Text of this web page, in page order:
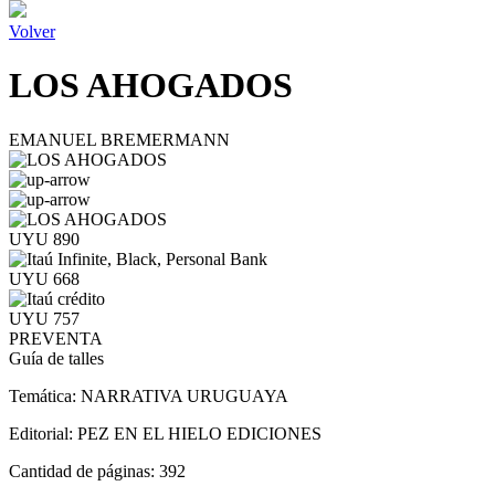
Volver
LOS AHOGADOS
EMANUEL BREMERMANN
UYU 890
UYU 668
UYU 757
PREVENTA
Guía de talles
Temática: NARRATIVA URUGUAYA
Editorial: PEZ EN EL HIELO EDICIONES
Cantidad de páginas: 392